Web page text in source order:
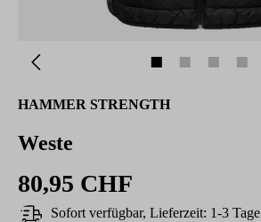
HAMMER STRENGTH
Weste
80,95 CHF
Sofort verfügbar, Lieferzeit: 1-3 Tage